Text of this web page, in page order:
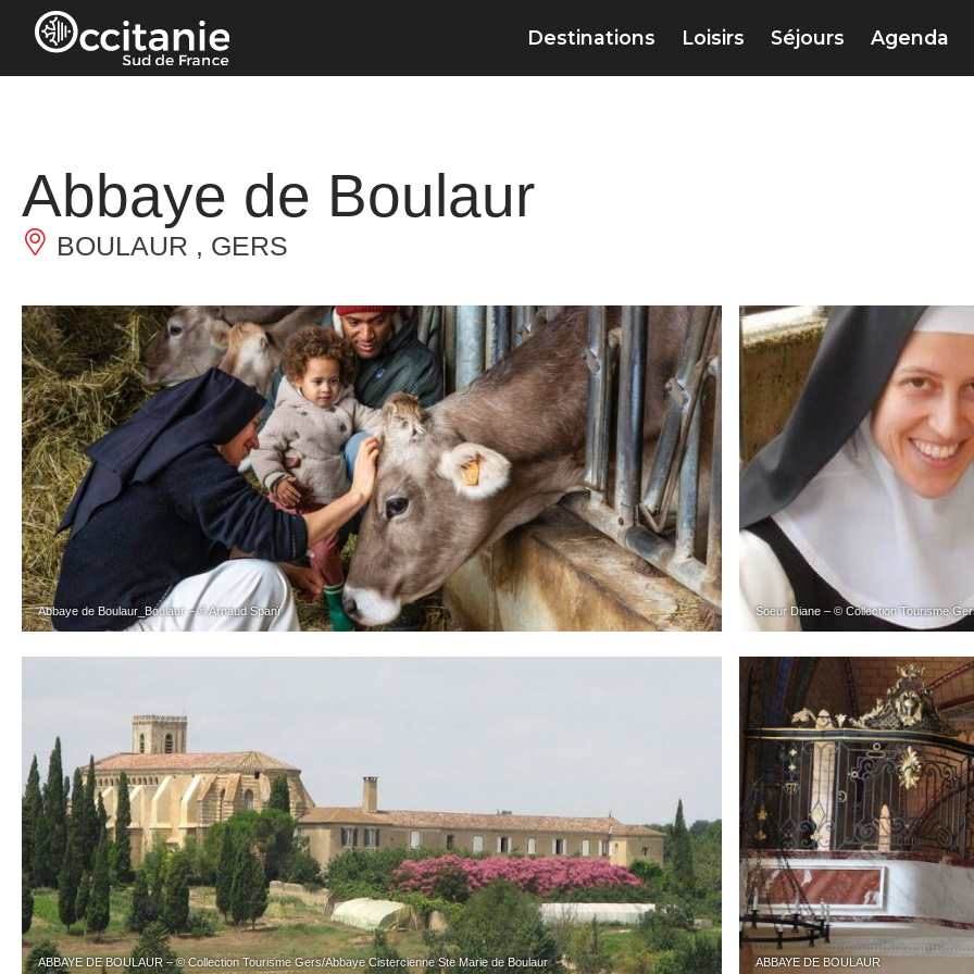
Panneau de gestion des cookies
Destinations Loisirs Séjours Agenda
Abbaye de Boulaur
BOULAUR , GERS
Abbaye de Boulaur_Boulaur – © Arnaud Spanï Soeur Diane – © Collection Tourisme
ABBAYE DE BOULAUR – © Collection Tourisme Gers/Abbaye Cistercienne Ste Marie de Boulaur ABBAYE DE BOULAUR